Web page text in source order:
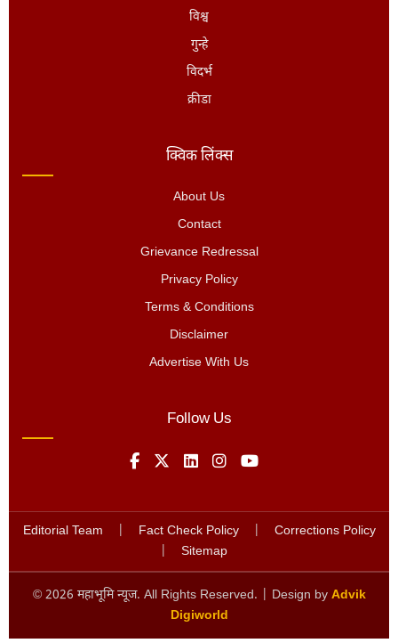
विश्व
गुन्हे
विदर्भ
क्रीडा
क्विक लिंक्स
About Us
Contact
Grievance Redressal
Privacy Policy
Terms & Conditions
Disclaimer
Advertise With Us
Follow Us
Editorial Team Fact Check Policy
Corrections Policy
Sitemap
© 2026 महाभूमि न्यूज. All Rights Reserved. | Design by Advik
Digiworld